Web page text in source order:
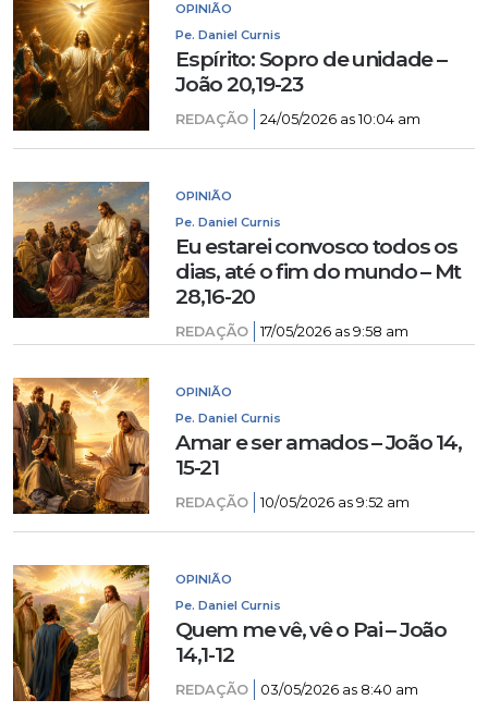
OPINIÃO
Pe. Daniel Curnis
Espírito: Sopro de unidade –
João 20,19-23
REDAÇÃO 24/05/2026 as 10:04 am
OPINIÃO
Pe. Daniel Curnis
Eu estarei convosco todos os
dias, até o fim do mundo – Mt
28,16-20
REDAÇÃO 17/05/2026 as 9:58 am
OPINIÃO
Pe. Daniel Curnis
Amar e ser amados – João 14,
15-21
REDAÇÃO 10/05/2026 as 9:52 am
OPINIÃO
Pe. Daniel Curnis
Quem me vê, vê o Pai – João
14,1-12
REDAÇÃO 03/05/2026 as 8:40 am